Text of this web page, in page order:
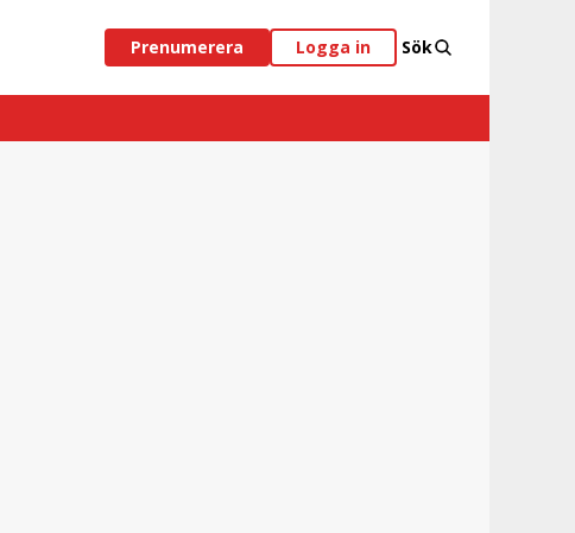
Prenumerera Logga in Sök